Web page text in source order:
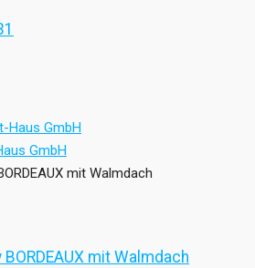
GmbH
mit Walmdach